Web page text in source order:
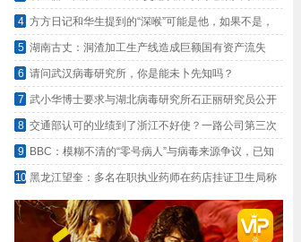
4 方方日记和华生提到的“深喉”可能是他，如果不是，
那他就比“深喉”还深
5 湖南古丈：洞渣加工生产线造成巨额国有资产流失
6 请问武汉病毒研究所，你是能未卜先知吗？
7 武小华博士要求与湖北病毒研究所石正丽研究员公开
对质
8 交通部认可的业绩到了浙江不好使？一路公司第三次
愤然起诉！
9
BBC：模糊不清的“零号病人”与病毒来源争议，已知
最早病患是12月1日？
10 黑龙江望奎：多名在职执业药师在药店挂证卫生局称
不知情